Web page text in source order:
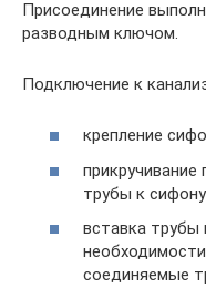
Присоединение
разводным ключом.
Подключение к
крепление
трубы к
вставка трубы
соединяемые